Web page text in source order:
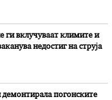
ги вклучуваат климите и
недостиг на струја
погонските